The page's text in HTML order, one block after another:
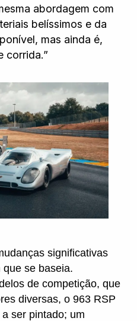
abordagem com
belíssimos e da
mas ainda é,
corrida.”
significativas
se baseia.
de competição, que
diversas, o 963 RSP
ser pintado; um